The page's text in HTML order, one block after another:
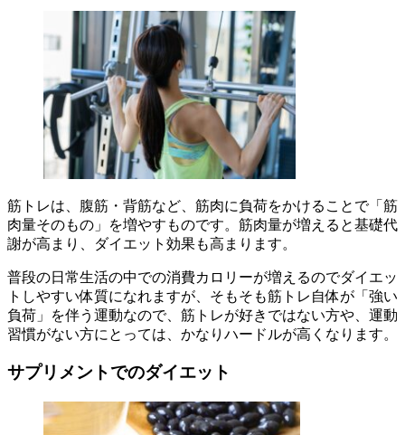
筋トレは、腹筋・背筋など、筋肉に負荷をかけることで「筋
肉量そのもの」を増やすものです。筋肉量が増えると基礎代
謝が高まり、ダイエット効果も高まります。
普段の日常生活の中での消費カロリーが増えるのでダイエッ
トしやすい体質になれますが、そもそも筋トレ自体が「強い
負荷」を伴う運動なので、筋トレが好きではない方や、運動
習慣がない方にとっては、かなりハードルが高くなります。
サプリメントでのダイエット